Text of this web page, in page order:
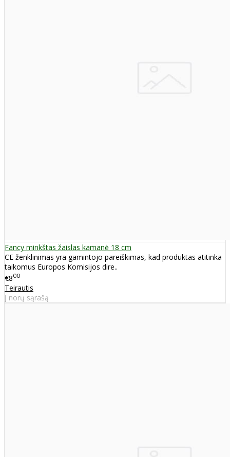
Fancy minkštas žaislas kamanė 18 cm
CE ženklinimas yra gamintojo pareiškimas, kad produktas atitinka
taikomus Europos Komisijos dire..
€800
Teirautis
Į norų sąrašą